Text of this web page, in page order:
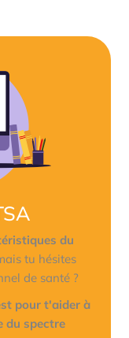
du
tu hésites
de santé ?
pour t'aider à
du spectre